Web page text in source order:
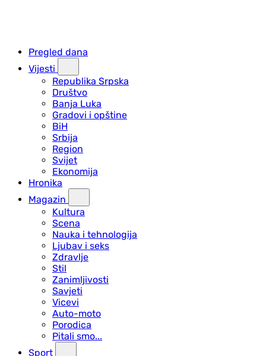
Pregled dana
Vijesti
Republika Srpska
Društvo
Banja Luka
Gradovi i opštine
BiH
Srbija
Region
Svijet
Ekonomija
Hronika
Magazin
Kultura
Scena
Nauka i tehnologija
Ljubav i seks
Zdravlje
Stil
Zanimljivosti
Savjeti
Vicevi
Auto-moto
Porodica
Pitali smo...
Sport